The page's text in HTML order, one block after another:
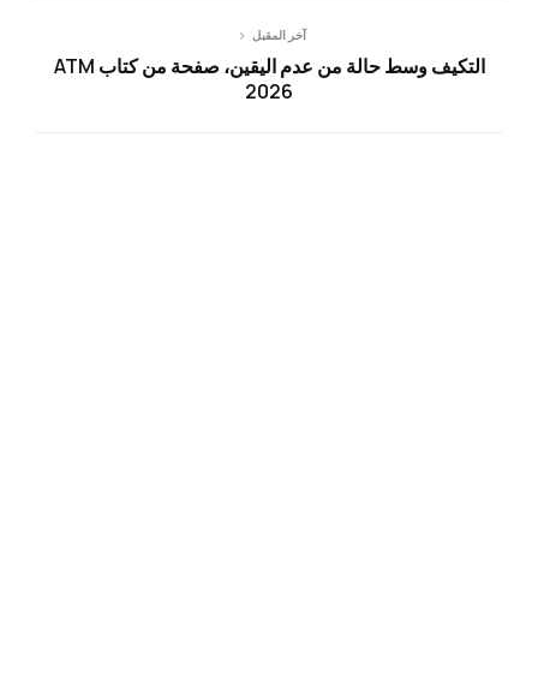
آخر المقبل
التكيف وسط حالة من عدم اليقين، صفحة من كتاب ATM
2026